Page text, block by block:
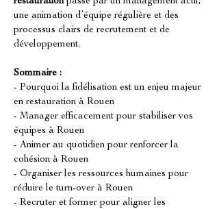
une animation d’équipe régulière et des
processus clairs de recrutement et de
développement.
Sommaire :
- Pourquoi la fidélisation est un enjeu majeur
en restauration à Rouen
- Manager efficacement pour stabiliser vos
équipes à Rouen
- Animer au quotidien pour renforcer la
cohésion à Rouen
- Organiser les ressources humaines pour
réduire le turn-over à Rouen
- Recruter et former pour aligner les